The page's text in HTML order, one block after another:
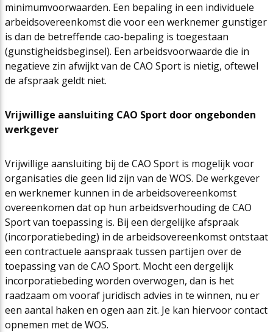
minimumvoorwaarden. Een bepaling in een individuele
arbeidsovereenkomst die voor een werknemer gunstiger
is dan de betreffende cao-bepaling is toegestaan
(gunstigheidsbeginsel). Een arbeidsvoorwaarde die in
negatieve zin afwijkt van de CAO Sport is nietig, oftewel
de afspraak geldt niet.
Vrijwillige aansluiting CAO Sport door ongebonden
werkgever
Vrijwillige aansluiting bij de CAO Sport is mogelijk voor
organisaties die geen lid zijn van de WOS. De werkgever
en werknemer kunnen in de arbeidsovereenkomst
overeenkomen dat op hun arbeidsverhouding de CAO
Sport van toepassing is. Bij een dergelijke afspraak
(incorporatiebeding) in de arbeidsovereenkomst ontstaat
een contractuele aanspraak tussen partijen over de
toepassing van de CAO Sport. Mocht een dergelijk
incorporatiebeding worden overwogen, dan is het
raadzaam om vooraf juridisch advies in te winnen, nu er
een aantal haken en ogen aan zit. Je kan hiervoor contact
opnemen met de WOS.